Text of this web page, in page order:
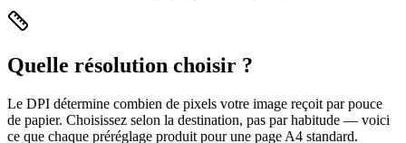
Quelle résolution choisir ?
Le DPI détermine combien de pixels votre image reçoit par pouce
de papier. Choisissez selon la destination, pas par habitude — voici
ce que chaque préréglage produit pour une page A4 standard.